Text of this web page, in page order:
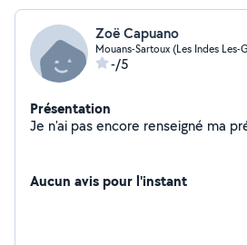
Zoë Capuano
Mouans-Sartoux (Les Indes Les-
-/5
Présentation
Je n'ai
Aucun avis pour l'instant